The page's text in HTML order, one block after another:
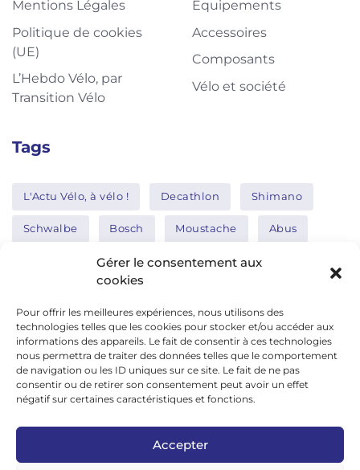
Gérer le consentement aux
cookies
Pour offrir les meilleures expériences, nous utilisons des
technologies telles que les cookies pour stocker et/ou accéder aux
informations des appareils. Le fait de consentir à ces technologies
nous permettra de traiter des données telles que le comportement
de navigation ou les ID uniques sur ce site. Le fait de ne pas
consentir ou de retirer son consentement peut avoir un effet
négatif sur certaines caractéristiques et fonctions.
Accepter
Mentions Légales
Politique de cookies
(UE)
L’Hebdo Vélo, par
Transition Vélo
Equipements
Accessoires
Composants
Vélo et société
Tags
L'Actu Vélo, à vélo ! Decathlon Shimano
Schwalbe Bosch Moustache Abus
Thule Nakamura
Réseaux sociaux
google news
facebook
twitter